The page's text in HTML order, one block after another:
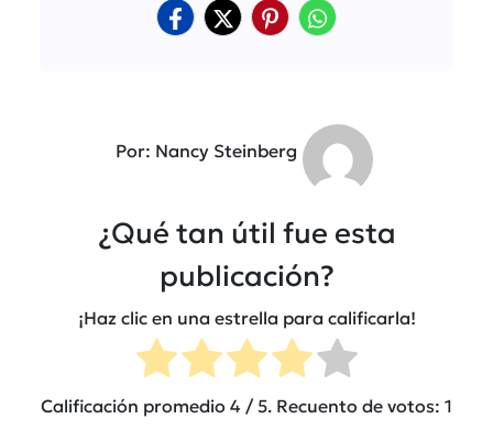
Por: Nancy Steinberg
¿Qué tan útil fue esta
publicación?
¡Haz clic en una estrella para calificarla!
Calificación promedio 4 / 5. Recuento de votos: 1